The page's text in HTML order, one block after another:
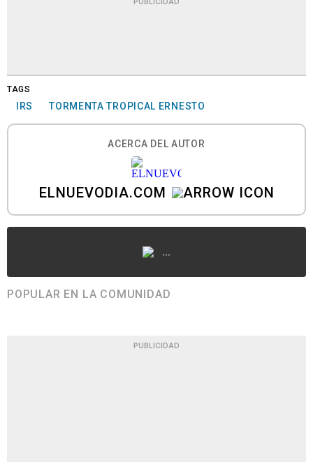
TAGS
IRS TORMENTA TROPICAL ERNESTO
ACERCA DEL AUTOR
ELNUEVODIA.COM
...
POPULAR EN LA COMUNIDAD
PUBLICIDAD